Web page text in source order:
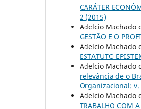
CARÁTER
2 (2015)
Adelcio Machado
GESTÃO E O
Adelcio Machado
ESTATUTO
Adelcio Machado
relevância de o
Organizacional: v.
Adelcio Machado
TRABALHO COM A